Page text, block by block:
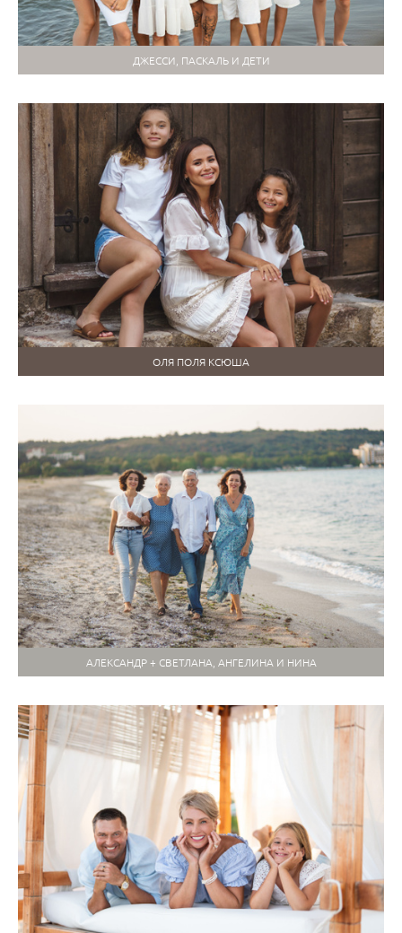
ДЖЕССИ, ПАСКАЛЬ И ДЕТИ
ОЛЯ ПОЛЯ КСЮША
АЛЕКСАНДР + СВЕТЛАНА, АНГЕЛИНА И НИНА